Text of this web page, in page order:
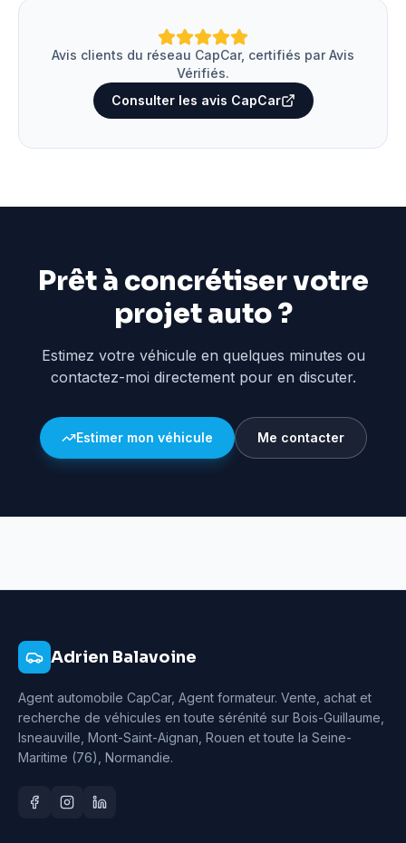
Avis clients du réseau CapCar, certifiés par Avis
Vérifiés.
Consulter les avis CapCar
Prêt à concrétiser votre
projet auto ?
Estimez votre véhicule en quelques minutes ou
contactez-moi directement pour en discuter.
Estimer mon véhicule Me contacter
Adrien Balavoine
Agent automobile CapCar, Agent formateur. Vente, achat et
recherche de véhicules en toute sérénité sur Bois-Guillaume,
Isneauville, Mont-Saint-Aignan, Rouen et toute la Seine-
Maritime (76), Normandie.